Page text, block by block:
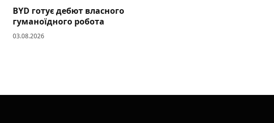
BYD готує дебют власного
гуманоїдного робота
03.08.2026